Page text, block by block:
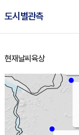
도시별관측
홈
현재날씨 육상